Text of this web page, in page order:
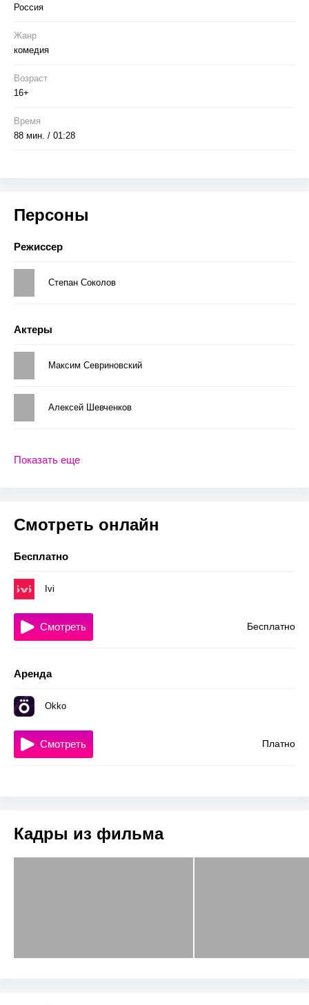
Россия
Жанр
комедия
Возраст
16+
Время
88 мин. / 01:28
Персоны
Режиссер
Степан Соколов
Актеры
Максим Севриновский
Алексей Шевченков
Показать еще
Смотреть онлайн
Бесплатно
Ivi
Бесплатно
Смотреть
Аренда
Okko
Платно
Смотреть
Кадры из фильма